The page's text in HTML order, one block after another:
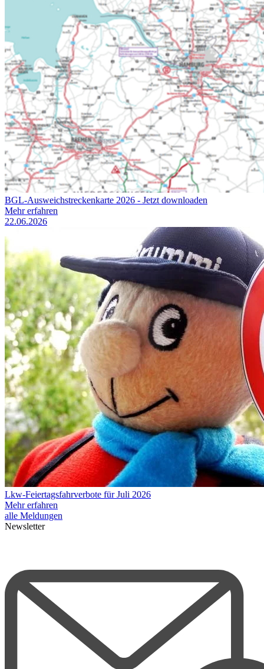
BGL-Ausweichstreckenkarte 2026 - Jetzt downloaden
Mehr erfahren
22.06.2026
Lkw-Feiertagsfahrverbote für Juli 2026
Mehr erfahren
alle Meldungen
Newsletter